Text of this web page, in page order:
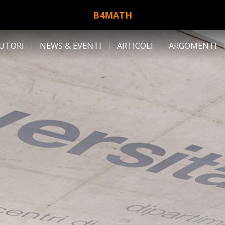
B4MATH
NEWS & EVENTI ARTICOLI ARGOMENTI